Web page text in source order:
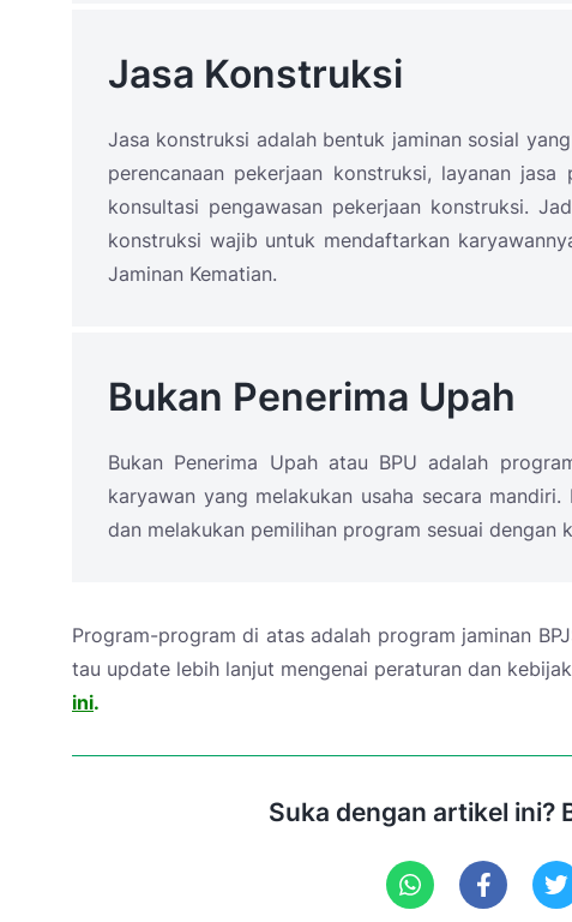
Jasa Konstruksi
Jasa konstruksi adalah bentuk jaminan sosial
perencanaan pekerjaan konstruksi, layanan
konsultasi pengawasan pekerjaan konstruksi.
konstruksi wajib untuk mendaftarkan
Jaminan Kematian.
Bukan Penerima Upah
Bukan Penerima Upah atau BPU adalah
karyawan yang melakukan usaha secara
dan melakukan pemilihan program sesuai dengan
Program-program di atas adalah program jaminan
tau update lebih lanjut mengenai peraturan dan
ini.
Suka dengan artikel ini?